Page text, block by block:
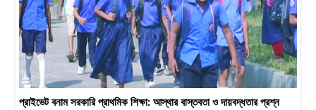
প্রাইভেট বনাম সরকারি প্রাথমিক শিক্ষা: আস্থার বাস্তবতা ও দায়বদ্ধতার প্রশ্ন